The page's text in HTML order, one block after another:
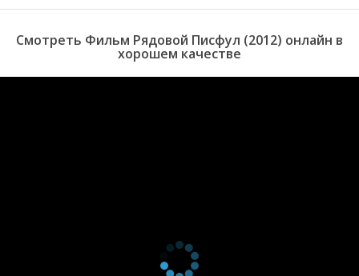
Смотреть Фильм Рядовой Писфул (2012) онлайн в
хорошем качестве